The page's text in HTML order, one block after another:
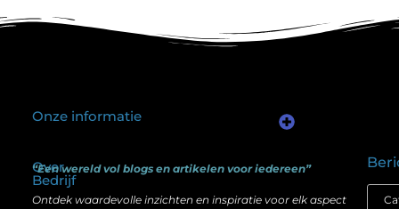
Over
Bedrijf
“Een wereld vol blogs en artikelen voor iedereen”
Ontdek waardevolle inzichten en inspiratie voor elk aspect
Onze informatie